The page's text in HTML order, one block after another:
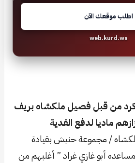
اطلب موقعك الآن
web.kurd.ws
كرد من قبل فصيل ملكشاه بريف
ماديا لدفع الفدية
/ مجموعة حنيش بقيادة
أبو غازي غراد ” أغلبهم من